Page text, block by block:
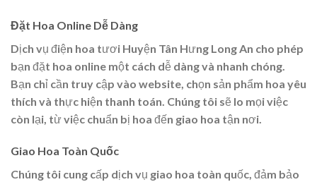
Đặt Hoa Online Dễ Dàng
Dịch vụ điện hoa tươi Huyện Tân Hưng Long An cho phép
bạn đặt hoa online một cách dễ dàng và nhanh chóng.
Bạn chỉ cần truy cập vào website, chọn sản phẩm hoa yêu
thích và thực hiện thanh toán. Chúng tôi sẽ lo mọi việc
còn lại, từ việc chuẩn bị hoa đến giao hoa tận nơi.
Giao Hoa Toàn Quốc
Chúng tôi cung cấp dịch vụ giao hoa toàn quốc, đảm bảo